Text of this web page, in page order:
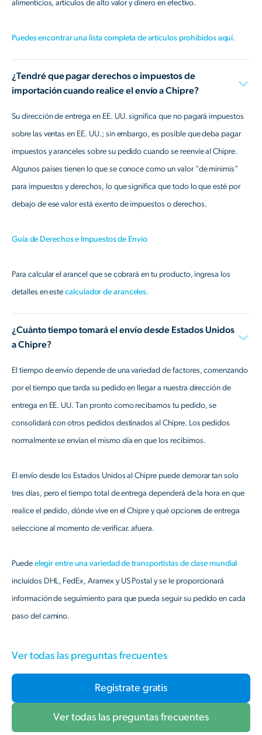
alimenticios, artículos de alto valor y dinero en efectivo.
Puedes encontrar una lista completa de artículos prohibidos aquí.
¿Tendré que pagar derechos o impuestos de
importación cuando realice el envío a Chipre?
Su dirección de entrega en EE. UU. significa que no pagará impuestos
sobre las ventas en EE. UU.; sin embargo, es posible que deba pagar
impuestos y aranceles sobre su pedido cuando se reenvíe al Chipre.
Algunos países tienen lo que se conoce como un valor “de minimis”
para impuestos y derechos, lo que significa que todo lo que esté por
debajo de ese valor está exento de impuestos o derechos.
Guía de Derechos e Impuestos de Envío
Para calcular el arancel que se cobrará en tu producto, ingresa los
detalles en estecalculador de aranceles.
¿Cuánto tiempo tomará el envío desde Estados Unidos
a Chipre?
El tiempo de envío depende de una variedad de factores, comenzando
por el tiempo que tarda su pedido en llegar a nuestra dirección de
entrega en EE. UU. Tan pronto como recibamos tu pedido, se
consolidará con otros pedidos destinados al Chipre. Los pedidos
normalmente se envían el mismo día en que los recibimos.
El envío desde los Estados Unidos al Chipre puede demorar tan solo
tres días, pero el tiempo total de entrega dependerá de la hora en que
realice el pedido, dónde vive en el Chipre y qué opciones de entrega
seleccione al momento de verificar. afuera.
Puede elegir entre una variedad de transportistas de clase mundial
incluidos DHL, FedEx, Aramex y US Postal y se le proporcionará
información de seguimiento para que pueda seguir su pedido en cada
paso del camino.
Ver todas las preguntas frecuentes
Registrate gratis
Ver todas las preguntas frecuentes